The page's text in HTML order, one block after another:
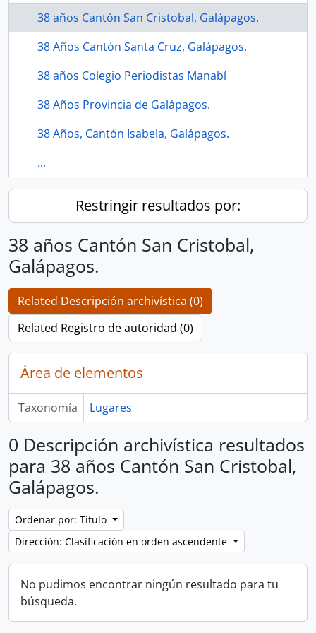
38 años Cantón San Cristobal, Galápagos.
38 Años Cantón Santa Cruz, Galápagos.
38 años Colegio Periodistas Manabí
38 Años Provincia de Galápagos.
38 Años, Cantón Isabela, Galápagos.
...
Restringir resultados por:
38 años Cantón San Cristobal,
Galápagos.
Related Descripción archivística (0)
Related Registro de autoridad (0)
Área de elementos
Taxonomía Lugares
0 Descripción archivística resultados
para 38 años Cantón San Cristobal,
Galápagos.
Ordenar por: Título
Dirección: Clasificación en orden ascendente
No pudimos encontrar ningún resultado para tu
búsqueda.